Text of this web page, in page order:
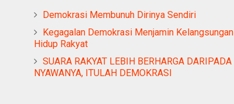
Demokrasi Membunuh Dirinya Sendiri
Kegagalan Demokrasi Menjamin Kelangsungan
Hidup Rakyat
SUARA RAKYAT LEBIH BERHARGA DARIPADA
NYAWANYA, ITULAH DEMOKRASI